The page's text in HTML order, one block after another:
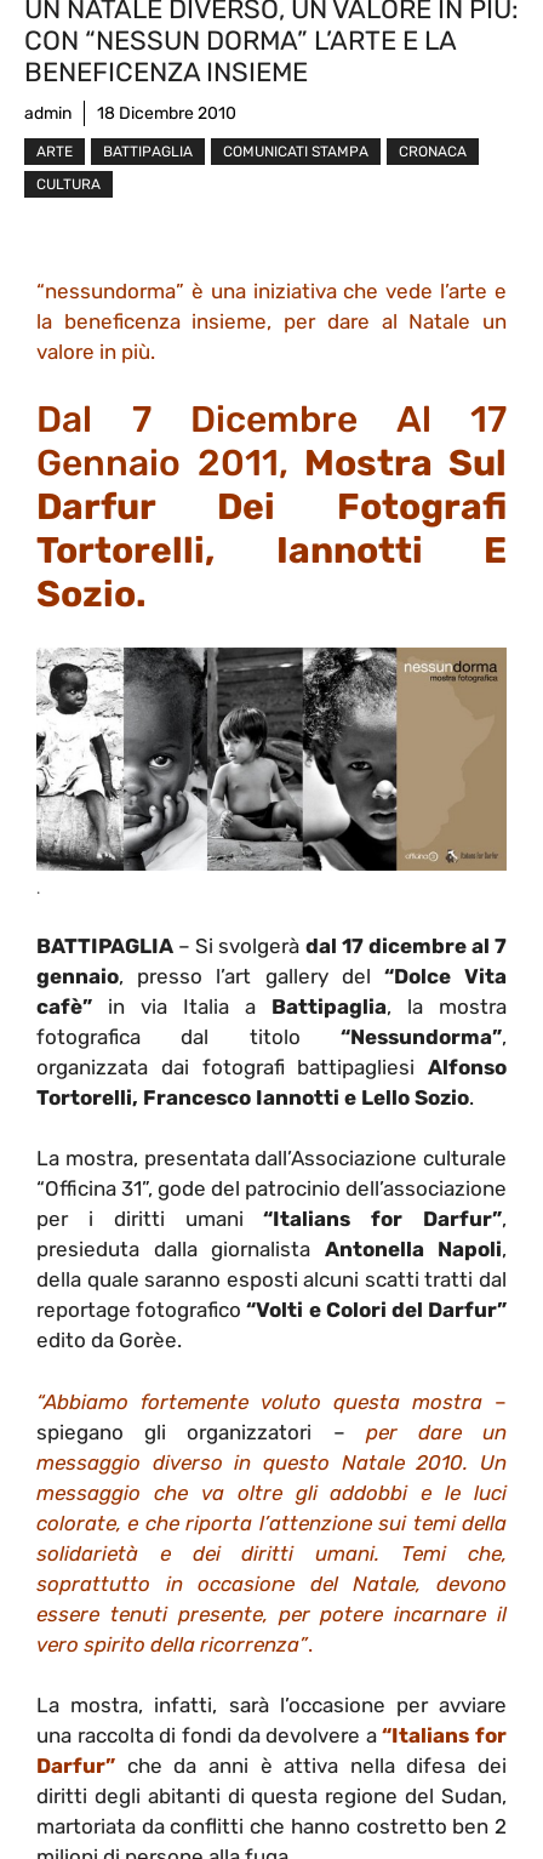
UN NATALE DIVERSO, UN VALORE IN PIÙ:
CON “NESSUN DORMA” L’ARTE E LA
BENEFICENZA INSIEME
admin 18 Dicembre 2010
ARTE BATTIPAGLIA COMUNICATI STAMPA
CRONACA
CULTURA
“nessundorma” è una iniziativa che vede l’arte e
la beneficenza insieme, per dare al Natale un
valore in più.
Dal 7 Dicembre Al 17
Gennaio 2011, Mostra Sul
Darfur Dei Fotografi
Tortorelli, Iannotti E
Sozio.
.
BATTIPAGLIA – Si svolgerà dal 17 dicembre al 7
gennaio, presso l’art gallery del “Dolce Vita
cafè” in via Italia a Battipaglia, la mostra
fotografica dal titolo “Nessundorma”,
organizzata dai fotografi battipagliesi Alfonso
Tortorelli, Francesco Iannotti e Lello Sozio.
La mostra, presentata dall’Associazione culturale
“Officina 31”, gode del patrocinio dell’associazione
per i diritti umani“Italians for Darfur”,
presieduta dalla giornalista Antonella Napoli,
della quale saranno esposti alcuni scatti tratti dal
reportage fotografico“Volti e Colori del Darfur”
edito da Gorèe.
“Abbiamo fortemente voluto questa mostra –
spiegano gli organizzatori – per dare un
messaggio diverso in questo Natale 2010. Un
messaggio che va oltre gli addobbi e le luci
colorate, e che riporta l’attenzione sui temi della
solidarietà e dei diritti umani. Temi che,
soprattutto in occasione del Natale, devono
essere tenuti presente, per potere incarnare il
vero spirito della ricorrenza”.
La mostra, infatti, sarà l’occasione per avviare
una raccolta di fondi da devolvere a“Italians for
Darfur” che da anni è attiva nella difesa dei
diritti degli abitanti di questa regione del Sudan,
martoriata da conflitti che hanno costretto ben 2